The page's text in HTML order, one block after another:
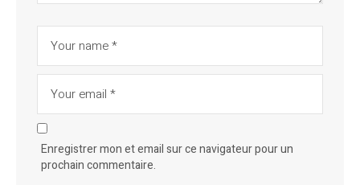
Enregistrer mon et email sur ce navigateur pour un
prochain commentaire.